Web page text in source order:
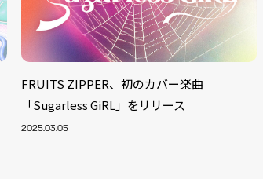
FRUITS ZIPPER、初のカバー楽曲
「Sugarless GiRL」をリリース
2025.03.05